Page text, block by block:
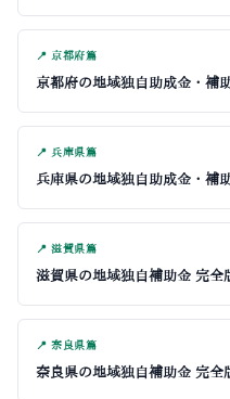
📍 京都府篇
京都府の地域独自助成金・補
📍 兵庫県篇
兵庫県の地域独自助成金・補
📍 滋賀県篇
滋賀県の地域独自補助金 完全
📍 奈良県篇
奈良県の地域独自補助金 完全